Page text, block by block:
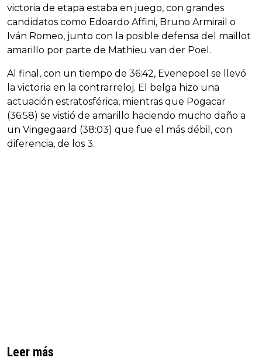
victoria de etapa estaba en juego, con grandes
candidatos como Edoardo Affini, Bruno Armirail o
Iván Romeo, junto con la posible defensa del maillot
amarillo por parte de Mathieu van der Poel.
Al final, con un tiempo de 36:42, Evenepoel se llevó
la victoria en la contrarreloj. El belga hizo una
actuación estratosférica, mientras que Pogacar
(36:58) se vistió de amarillo haciendo mucho daño a
un Vingegaard (38:03) que fue el más débil, con
diferencia, de los 3.
Leer más